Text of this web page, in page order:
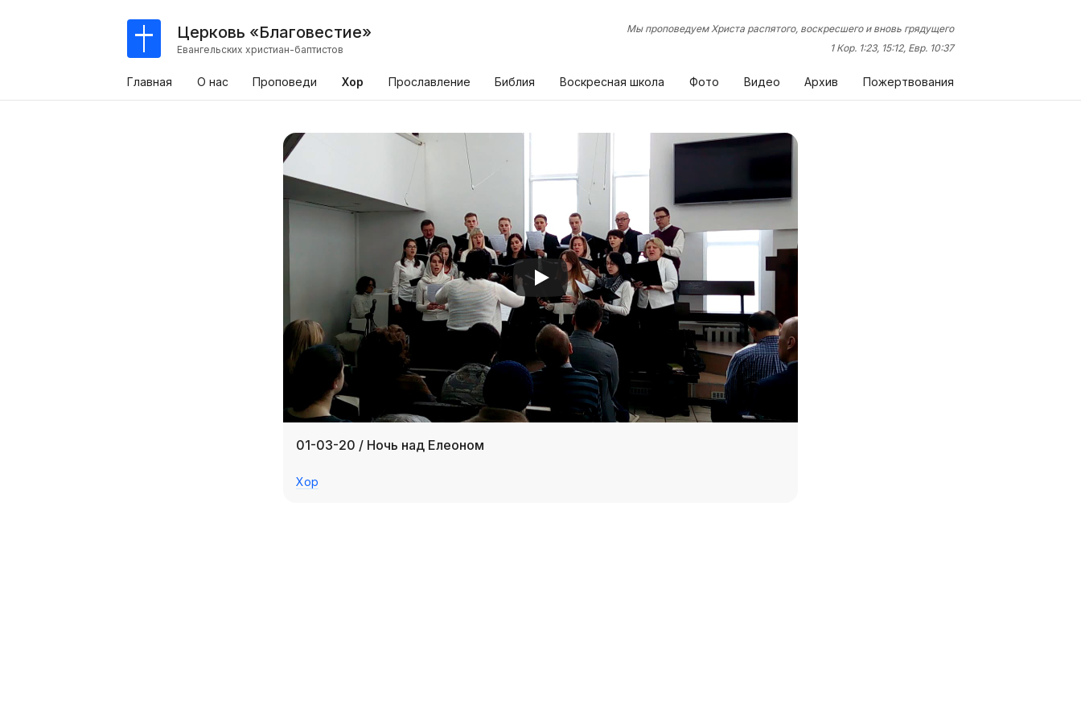
Церковь «Благовестие»
Евангельских христиан-баптистов
Мы проповедуем Христа распятого, воскресшего и вновь грядущего
1 Кор. 1:23, 15:12, Евр. 10:37
Главная О нас Проповеди Хор Прославление Библия Воскресная школа Фото Видео Архив Пожертвования
01-03-20 / Ночь над Елеоном
Хор